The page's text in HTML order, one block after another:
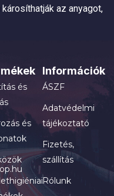
az anyagot,
és
és
Információk
ÁSZF
Adatvédelmi
tájékoztató
Fizetés,
szállítás
Rólunk